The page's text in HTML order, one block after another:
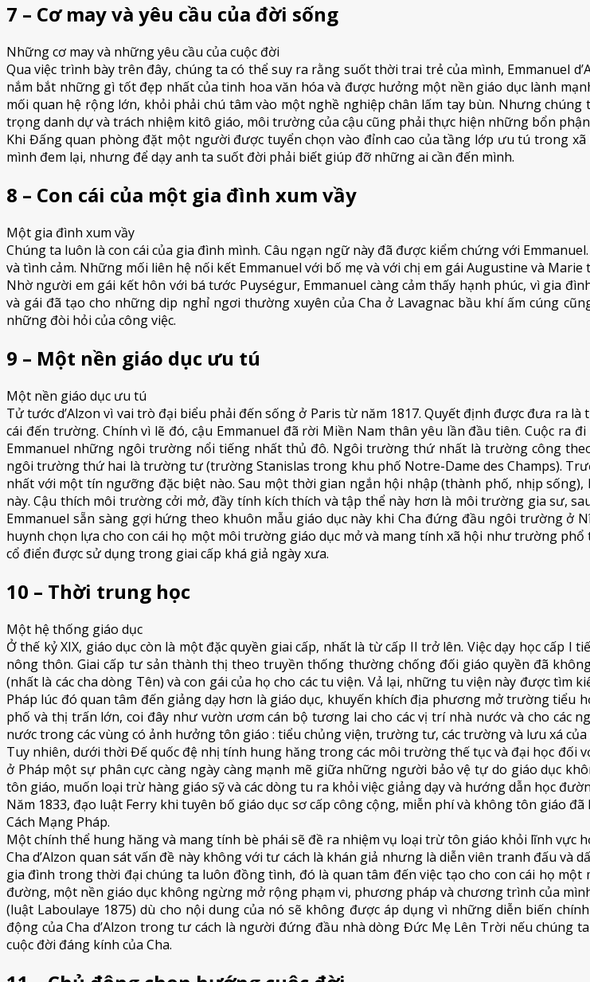
7 – Cơ may và yêu cầu của đời sống
Những cơ may và những yêu cầu của cuộc đời
Qua việc trình bày trên đây, chúng ta có thể suy ra rằng suốt thời trai trẻ của mình, Emmanuel
nắm bắt những gì tốt đẹp nhất của tinh hoa văn hóa và được hưởng một nền giáo dục lành
mối quan hệ rộng lớn, khỏi phải chú tâm vào một nghề nghiệp chân lấm tay bùn. Nhưng
trọng danh dự và trách nhiệm kitô giáo, môi trường của cậu cũng phải thực hiện những bổn
Khi Đấng quan phòng đặt một người được tuyển chọn vào đỉnh cao của tầng lớp ưu tú trong
mình đem lại, nhưng để dạy anh ta suốt đời phải biết giúp đỡ những ai cần đến mình.
8 – Con cái của một gia đình xum vầy
Một gia đình xum vầy
Chúng ta luôn là con cái của gia đình mình. Câu ngạn ngữ này đã được kiểm chứng với
và tình cảm. Những mối liên hệ nối kết Emmanuel với bố mẹ và với chị em gái Augustine và
Nhờ người em gái kết hôn với bá tước Puységur, Emmanuel càng cảm thấy hạnh phúc, vì gia
và gái đã tạo cho những dịp nghỉ ngơi thường xuyên của Cha ở Lavagnac bầu khí ấm cúng
những đòi hỏi của công việc.
9 – Một nền giáo dục ưu tú
Một nền giáo dục ưu tú
Tử tước d’Alzon vì vai trò đại biểu phải đến sống ở Paris từ năm 1817. Quyết định được đưa ra
cái đến trường. Chính vì lẽ đó, cậu Emmanuel đã rời Miền Nam thân yêu lần đầu tiên. Cuộc ra
Emmanuel những ngôi trường nổi tiếng nhất thủ đô. Ngôi trường thứ nhất là trường công
ngôi trường thứ hai là trường tư (trường Stanislas trong khu phố Notre-Dame des Champs).
nhất với một tín ngưỡng đặc biệt nào. Sau một thời gian ngắn hội nhập (thành phố, nhịp
này. Cậu thích môi trường cởi mở, đầy tính kích thích và tập thể này hơn là môi trường gia sư,
Emmanuel sẵn sàng gợi hứng theo khuôn mẫu giáo dục này khi Cha đứng đầu ngôi trường ở
huynh chọn lựa cho con cái họ một môi trường giáo dục mở và mang tính xã hội như trường
cổ điển được sử dụng trong giai cấp khá giả ngày xưa.
10 – Thời trung học
Một hệ thống giáo dục
Ở thế kỷ XIX, giáo dục còn là một đặc quyền giai cấp, nhất là từ cấp II trở lên. Việc dạy học
nông thôn. Giai cấp tư sản thành thị theo truyền thống thường chống đối giáo quyền đã
(nhất là các cha dòng Tên) và con gái của họ cho các tu viện. Vả lại, những tu viện này được
Pháp lúc đó quan tâm đến giảng dạy hơn là giáo dục, khuyến khích địa phương mở trường
phố và thị trấn lớn, coi đây như vườn ươm cán bộ tương lai cho các vị trí nhà nước và cho các
nước trong các vùng có ảnh hưởng tôn giáo : tiểu chủng viện, trường tư, các trường và lưu xá của
Tuy nhiên, dưới thời Đế quốc đệ nhị tính hung hăng trong các môi trường thế tục và đại học đối
ở Pháp một sự phân cực càng ngày càng mạnh mẽ giữa những người bảo vệ tự do giáo dục
tôn giáo, muốn loại trừ hàng giáo sỹ và các dòng tu ra khỏi việc giảng dạy và hướng dẫn học
Năm 1833, đạo luật Ferry khi tuyên bố giáo dục sơ cấp công cộng, miễn phí và không tôn giáo
Cách Mạng Pháp.
Một chính thể hung hăng và mang tính bè phái sẽ đề ra nhiệm vụ loại trừ tôn giáo khỏi lĩnh vực
Cha d’Alzon quan sát vấn đề này không với tư cách là khán giả nhưng là diễn viên tranh đấu và
gia đình trong thời đại chúng ta luôn đồng tình, đó là quan tâm đến việc tạo cho con cái họ
đường, một nền giáo dục không ngừng mở rộng phạm vi, phương pháp và chương trình của
(luật Laboulaye 1875) dù cho nội dung của nó sẽ không được áp dụng vì những diễn biến
động của Cha d’Alzon trong tư cách là người đứng đầu nhà dòng Đức Mẹ Lên Trời nếu
cuộc đời đáng kính của Cha.